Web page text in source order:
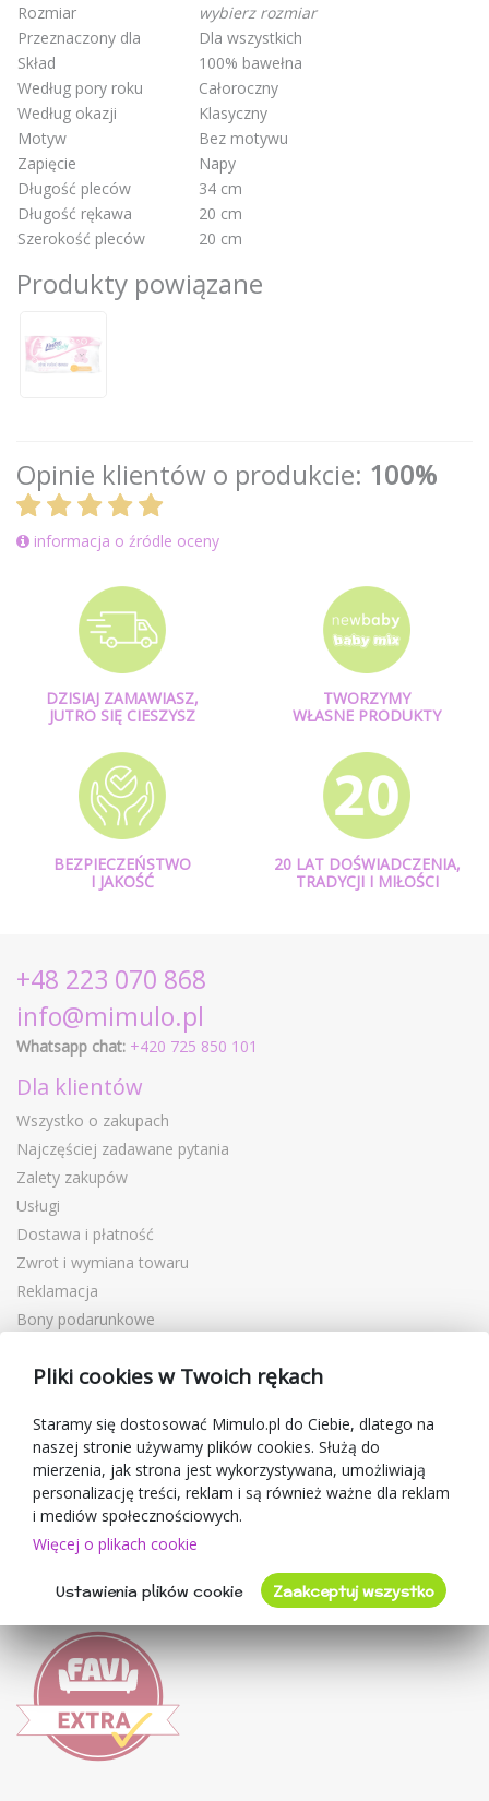
Rozmiar
wybierz rozmiar
Przeznaczony dla
Dla wszystkich
Skład
100% bawełna
Według pory roku
Całoroczny
Według okazji
Klasyczny
Motyw
Bez motywu
Zapięcie
Napy
Długość pleców
34 cm
Długość rękawa
20 cm
Szerokość pleców
20 cm
Produkty powiązane
Opinie klientów o produkcie: 100%
informacja o źródle oceny
DZISIAJ ZAMAWIASZ,
JUTRO SIĘ CIESZYSZ
TWORZYMY
WŁASNE PRODUKTY
BEZPIECZEŃSTWO
I JAKOŚĆ
20 LAT DOŚWIADCZENIA,
TRADYCJI I MIŁOŚCI
+48 223 070 868
info@mimulo.pl
Whatsapp chat: +420 725 850 101
Dla klientów
Wszystko o zakupach
Najczęściej zadawane pytania
Zalety zakupów
Usługi
Dostawa i płatność
Zwrot i wymiana towaru
Reklamacja
Bony podarunkowe
Blog
O sprzedawcy
Mimulo.pl
Regulamin sklepu
Ochrona danych osobowych GDPR
Kontakty
Oceny klientów
Pliki cookies w Twoich rękach
Staramy się dostosować Mimulo.pl do Ciebie, dlatego na
naszej stronie używamy plików cookies. Służą do
mierzenia, jak strona jest wykorzystywana, umożliwiają
personalizację treści, reklam i są również ważne dla reklam
i mediów społecznościowych.
Więcej o plikach cookie
Ustawienia plików cookie Zaakceptuj wszystko